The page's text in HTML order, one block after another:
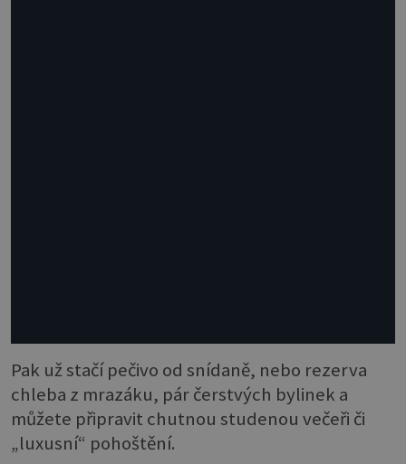
Pak už stačí pečivo od snídaně, nebo rezerva
chleba z mrazáku, pár čerstvých bylinek a
můžete připravit chutnou studenou večeři či
„luxusní“ pohoštění.